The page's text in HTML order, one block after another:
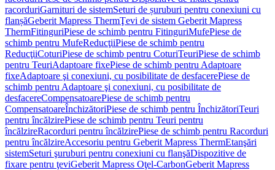
racorduriGarnituri de sistemSeturi de șuruburi pentru conexiuni cu
flanșăGeberit Mapress ThermŢevi de sistem Geberit Mapress
ThermFitinguriPiese de schimb pentru FitinguriMufePiese de
schimb pentru MufeReducţiiPiese de schimb pentru
ReducţiiCoturiPiese de schimb pentru CoturiTeuriPiese de schimb
pentru TeuriAdaptoare fixePiese de schimb pentru Adaptoare
fixeAdaptoare şi conexiuni, cu posibilitate de desfacerePiese de
schimb pentru Adaptoare şi conexiuni, cu posibilitate de
desfacereCompensatoarePiese de schimb pentru
CompensatoareÎnchizătoriPiese de schimb pentru ÎnchizătoriTeuri
pentru încălzirePiese de schimb pentru Teuri pentru
încălzireRacorduri pentru încălzirePiese de schimb pentru Racorduri
pentru încălzireAccesoriu pentru Geberit Mapress ThermEtanşări
sistemSeturi şuruburi pentru conexiuni cu flanşăDispozitive de
fixare pentru ţeviGeberit Mapress Oţel-CarbonGeberit Mapress